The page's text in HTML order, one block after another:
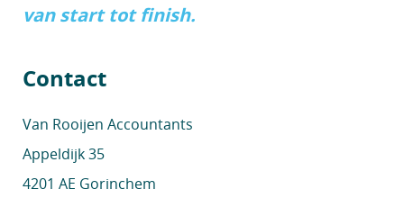
van start tot finish.
Contact
Van Rooijen Accountants
Appeldijk 35
4201 AE Gorinchem